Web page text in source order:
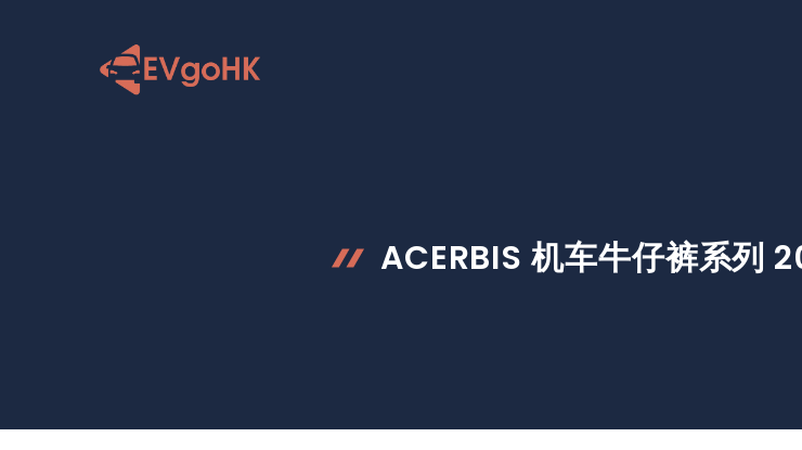
ACERBIS 机车牛仔裤系列